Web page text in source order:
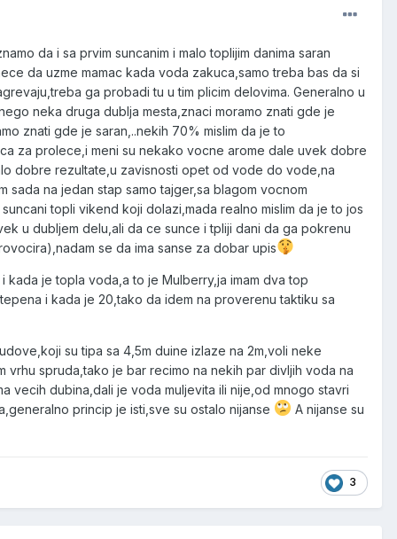
da i sa prvim suncanim i malo toplijim danima saran
da uzme mamac kada voda zakuca,samo treba bas da si
ga probadi tu u tim plicim delovima. Generalno u
neka druga dublja mesta,znaci moramo znati gde je
znati gde je saran,..nekih 70% mislim da je to
za prolece,i meni su nekako vocne arome dale uvek dobre
dobre rezultate,u zavisnosti opet od vode do vode,na
sada na jedan stap samo tajger,sa blagom vocnom
topli vikend koji dolazi,mada realno mislim da je to jos
u dubljem delu,ali da ce sunce i tpliji dani da ga pokrenu
se da ima sanse za dobar upis
kada je topla voda,a to je Mulberry,ja imam dva top
i kada je 20,tako da idem na proverenu taktiku sa
su tipa sa 4,5m duine izlaze na 2m,voli neke
vrhu spruda,tako je bar recimo na nekih par divljih voda na
vecih dubina,dali je voda muljevita ili nije,od mnogo stavri
princip je isti,sve su ostalo nijanse
A nijanse su
3